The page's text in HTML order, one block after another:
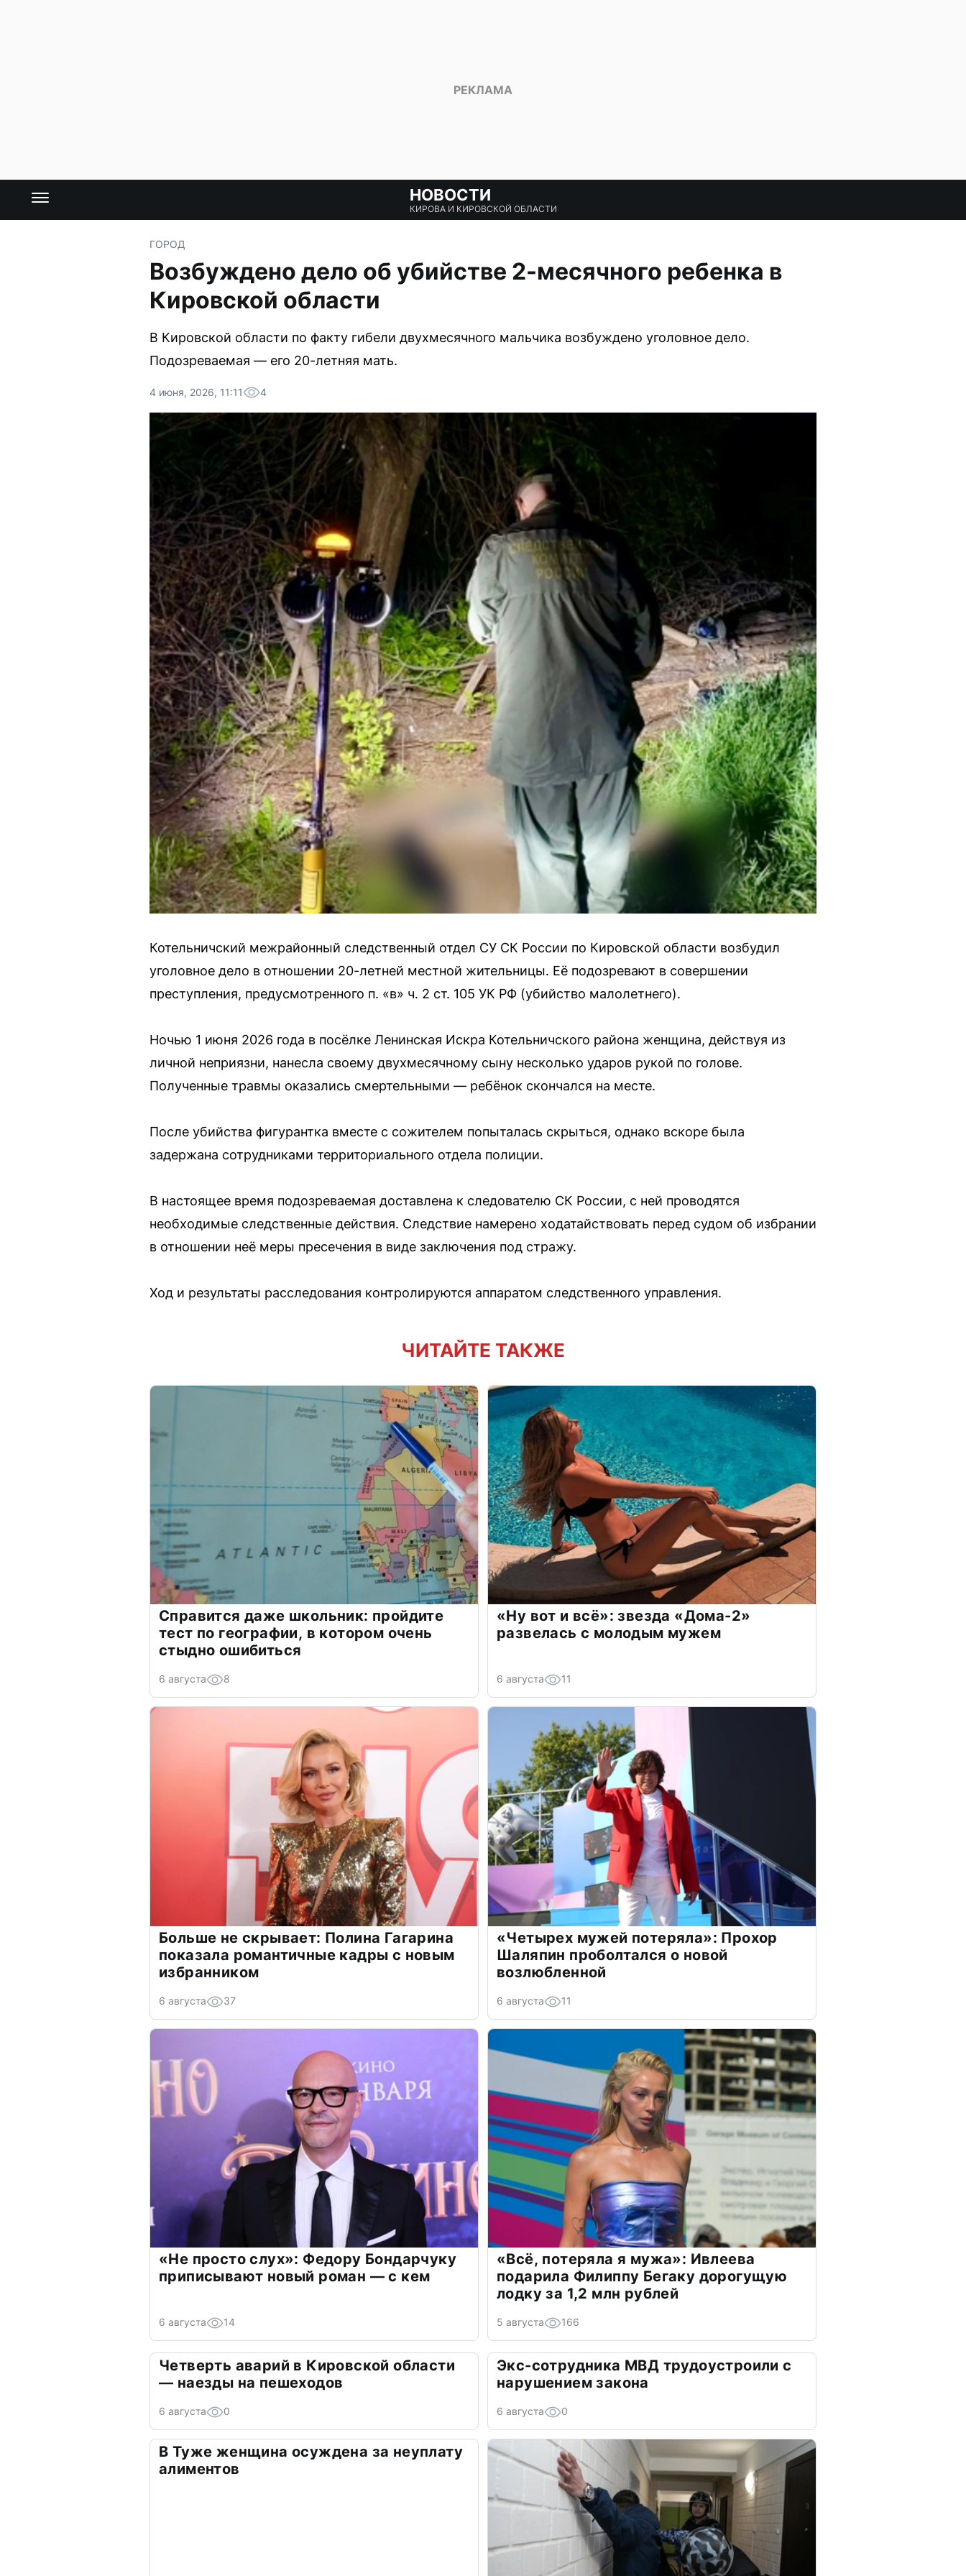
НОВОСТИ
КИРОВА И КИРОВСКОЙ ОБЛАСТИ
ГОРОД
Возбуждено дело об убийстве 2-месячного ребенка в
Кировской области
В Кировской области по факту гибели двухмесячного мальчика возбуждено уголовное дело.
Подозреваемая — его 20-летняя мать.
4 июня, 2026, 11:11 4
Котельничский межрайонный следственный отдел СУ СК России по Кировской области возбудил
уголовное дело в отношении 20-летней местной жительницы. Её подозревают в совершении
преступления, предусмотренного п. «в» ч. 2 ст. 105 УК РФ (убийство малолетнего).
Ночью 1 июня 2026 года в посёлке Ленинская Искра Котельничского района женщина, действуя из
личной неприязни, нанесла своему двухмесячному сыну несколько ударов рукой по голове.
Полученные травмы оказались смертельными — ребёнок скончался на месте.
После убийства фигурантка вместе с сожителем попыталась скрыться, однако вскоре была
задержана сотрудниками территориального отдела полиции.
В настоящее время подозреваемая доставлена к следователю СК России, с ней проводятся
необходимые следственные действия. Следствие намерено ходатайствовать перед судом об избрании
в отношении неё меры пресечения в виде заключения под стражу.
Ход и результаты расследования контролируются аппаратом следственного управления.
ЧИТАЙТЕ ТАКЖЕ
Справится даже школьник: пройдите
тест по географии, в котором очень
стыдно ошибиться
6 августа 8
«Ну вот и всё»: звезда «Дома-2»
развелась с молодым мужем
6 августа 11
Больше не скрывает: Полина Гагарина
показала романтичные кадры с новым
избранником
6 августа 37
«Четырех мужей потеряла»: Прохор
Шаляпин проболтался о новой
возлюбленной
6 августа 11
«Не просто слух»: Федору Бондарчуку
приписывают новый роман — с кем
6 августа 14
«Всё, потеряла я мужа»: Ивлеева
подарила Филиппу Бегаку дорогущую
лодку за 1,2 млн рублей
5 августа 166
Четверть аварий в Кировской области
— наезды на пешеходов
6 августа 0
Экс-сотрудника МВД трудоустроили с
нарушением закона
6 августа 0
В Туже женщина осуждена за неуплату
алиментов